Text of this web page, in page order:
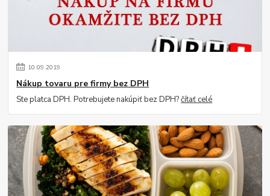
10.09.2019
Nákup tovaru pre firmy bez DPH
Ste platca DPH. Potrebujete nakúpiť bez DPH?čítať celé